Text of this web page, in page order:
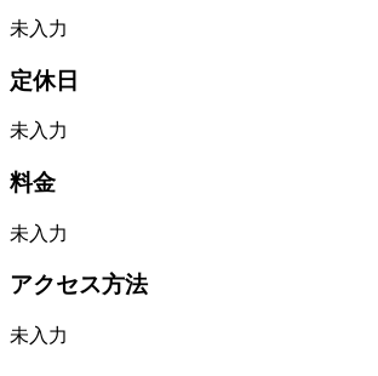
未入力
定休日
未入力
料金
未入力
アクセス方法
未入力